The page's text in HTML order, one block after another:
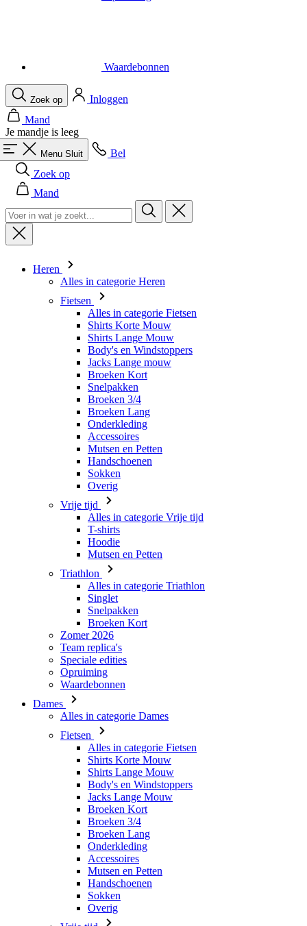
Je mandje is leeg
Menu Sluit
Bel
Zoek op
Mand
Heren
Alles in categorie Heren
Shirts Lange Mouw
Body's en Windstoppers
Jacks Lange mouw
Broeken Kort
Snelpakken
Broeken 3/4
Broeken Lang
Onderkleding
Accessoires
Mutsen en Petten
Handschoenen
Sokken
Overig
Vrije tijd
Alles in categorie Vrije tijd
T-shirts
Hoodie
Mutsen en Petten
Triathlon
Alles in categorie Triathlon
Singlet
Snelpakken
Broeken Kort
Zomer 2026
Team replica's
Speciale edities
Opruiming
Waardebonnen
Dames
Alles in categorie Dames
Fietsen
Alles in categorie Fietsen
Shirts Lange Mouw
Body's en Windstoppers
Jacks Lange Mouw
Broeken Kort
Broeken 3/4
Broeken Lang
Onderkleding
Accessoires
Mutsen en Petten
Handschoenen
Sokken
Overig
Vrije tijd
Alles in categorie Vrije tijd
T-Shirts
Hoodie
Mutsen en Petten